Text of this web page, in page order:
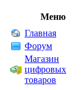
Меню
Главная
Форум
Магазин
цифровых
товаров